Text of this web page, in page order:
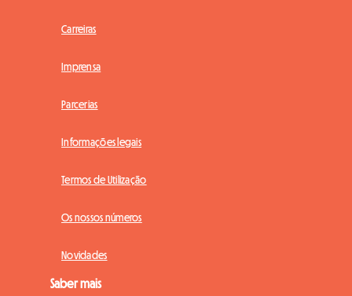
Carreiras
Imprensa
Parcerias
Informações legais
Termos de Utilização
Os nossos números
Novidades
Saber mais